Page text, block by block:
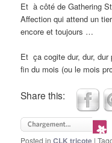
Et à côté de Gathering
Affection qui attend un
encore et toujours …
Et ça cogite dur, dur, dur
fin du mois (ou le mois
Share this:
Posted in CLK tricote |